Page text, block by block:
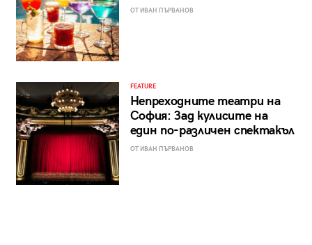
ОТ ИВАН ПЪРВАНОВ
FEATURE
Непреходните театри на
София: Зад кулисите на
един по-различен спектакъл
ОТ ИВАН ПЪРВАНОВ